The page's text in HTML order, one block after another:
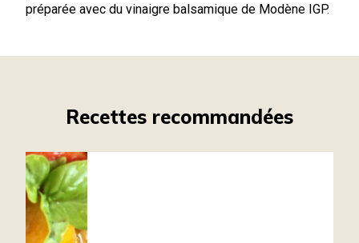
préparée avec du vinaigre balsamique de Modène IGP.
Recettes recommandées